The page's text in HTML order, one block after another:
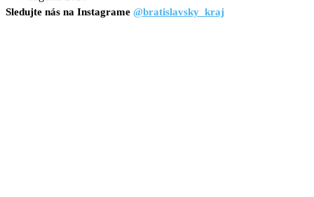
Sledujte nás na Instagrame @bratislavsky_kraj